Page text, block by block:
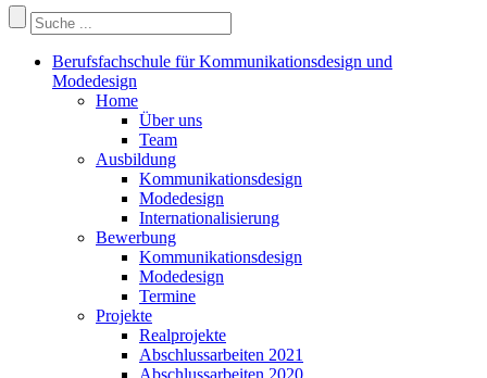
Berufsfachschule für Kommunikationsdesign und
Modedesign
Home
Über uns
Team
Ausbildung
Kommunikationsdesign
Modedesign
Internationalisierung
Bewerbung
Kommunikationsdesign
Modedesign
Termine
Projekte
Realprojekte
Abschlussarbeiten 2021
Abschlussarbeiten 2020